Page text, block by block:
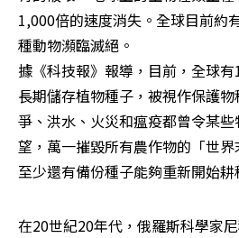
1,000倍的速度消失。全球目前約
種動物瀕臨滅絕。
據《科技報》報導，目前，全球
長期儲存植物種子，被視作保護
爭、洪水、火災和瘟疫都曾令某
望，萬一摧毀所有農作物的「世
至少還有備份種子能夠重新開始耕
在20世紀20年代，俄羅斯科學家